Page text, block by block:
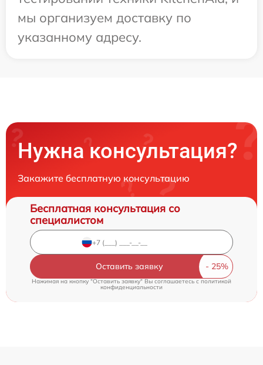
мы организуем доставку по
указанному адресу.
Нужна консультация?
Закажите бесплатную консультацию
Бесплатная консультация со
специалистом
Оставить заявку
Нажимая на кнопку "Оставить заявку" Вы соглашаетесь cполитикой
конфиденциальности